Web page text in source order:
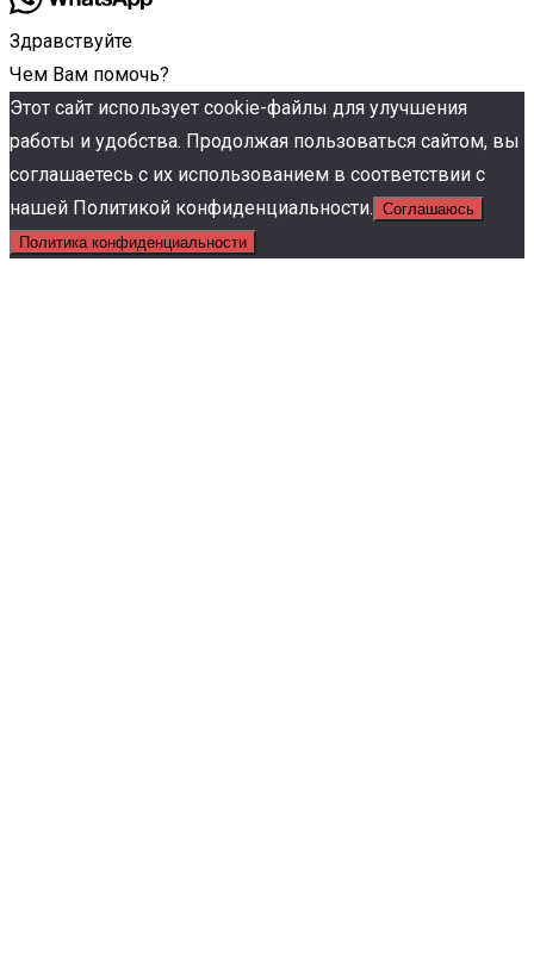
Здравствуйте
Чем Вам помочь?
Этот сайт использует cookie-файлы для улучшения
работы и удобства. Продолжая пользоваться сайтом, вы
соглашаетесь с их использованием в соответствии с
нашей Политикой конфиденциальности. Соглашаюсь
Политика конфиденциальности